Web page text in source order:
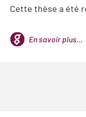
Cette thèse a été
En savoir plus...